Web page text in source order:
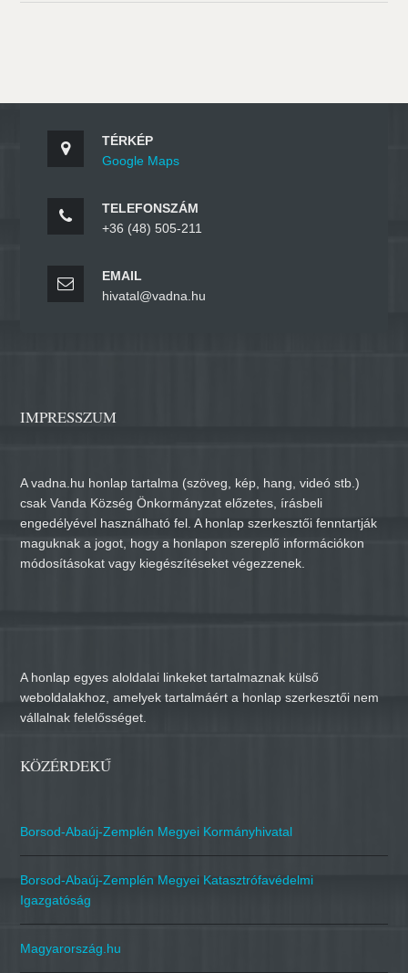
TÉRKÉP
Google Maps
TELEFONSZÁM
+36 (48) 505-211
EMAIL
hivatal@vadna.hu
IMPRESSZUM
A vadna.hu honlap tartalma (szöveg, kép, hang, videó stb.)
csak Vanda Község Önkormányzat előzetes, írásbeli
engedélyével használható fel. A honlap szerkesztői fenntartják
maguknak a jogot, hogy a honlapon szereplő információkon
módosításokat vagy kiegészítéseket végezzenek.
A honlap egyes aloldalai linkeket tartalmaznak külső
weboldalakhoz, amelyek tartalmáért a honlap szerkesztői nem
vállalnak felelősséget.
KÖZÉRDEKŰ
Borsod-Abaúj-Zemplén Megyei Kormányhivatal
Borsod-Abaúj-Zemplén Megyei Katasztrófavédelmi
Igazgatóság
Magyarország.hu